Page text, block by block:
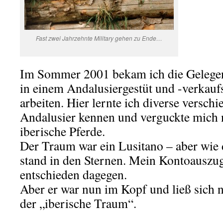
Fast zwei Jahrzehnte Military gehen zu Ende…
Im Sommer 2001 bekam ich die
in einem Andalusiergestüt und -
arbeiten. Hier lernte ich diverse
Andalusier kennen und verguckte
iberische Pferde.
Der Traum war ein Lusitano – aber
stand in den Sternen. Mein
entschieden dagegen.
Aber er war nun im Kopf und ließ sich
der „iberische Traum“.